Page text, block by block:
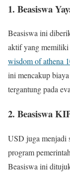
1. Beasiswa
Beasiswa ini
aktif yang memiliki
wisdom of athena
ini mencakup
tergantung pada
2. Beasiswa
USD juga menjadi
program
Beasiswa ini